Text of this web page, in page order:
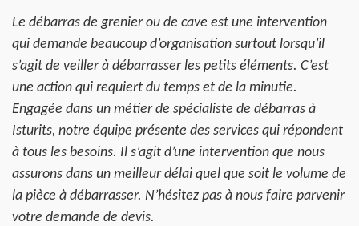
Le débarras de grenier ou de cave est une intervention
qui demande beaucoup d’organisation surtout lorsqu’il
s’agit de veiller à débarrasser les petits éléments. C’est
une action qui requiert du temps et de la minutie.
Engagée dans un métier de spécialiste de débarras à
Isturits, notre équipe présente des services qui répondent
à tous les besoins. Il s’agit d’une intervention que nous
assurons dans un meilleur délai quel que soit le volume de
la pièce à débarrasser. N’hésitez pas à nous faire parvenir
votre demande de devis.